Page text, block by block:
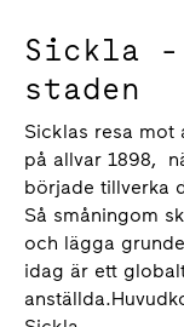
Sickla -
staden
Sicklas resa
på allvar 1898,
började tillverka
Så småningom
och lägga
idag är ett